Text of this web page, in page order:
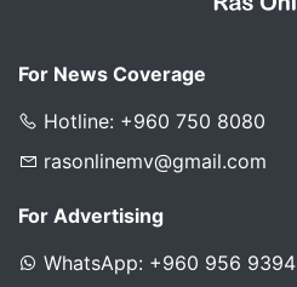
For News Coverage
Hotline: +960 750 8080
rasonlinemv@gmail.com
For Advertising
WhatsApp: +960 956 9394